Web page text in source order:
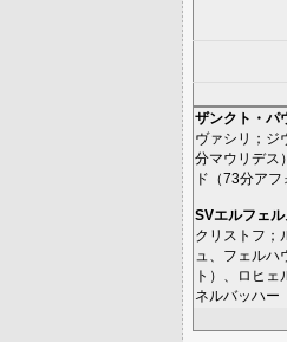
ザンクト・パ
ヴァシリ ； ジ
分マウリデス
ド （73分アフ
SVエルフェ
クリストフ ；
ュ
フェルハ
ト ）、 ロヒェ
ネルバッハー